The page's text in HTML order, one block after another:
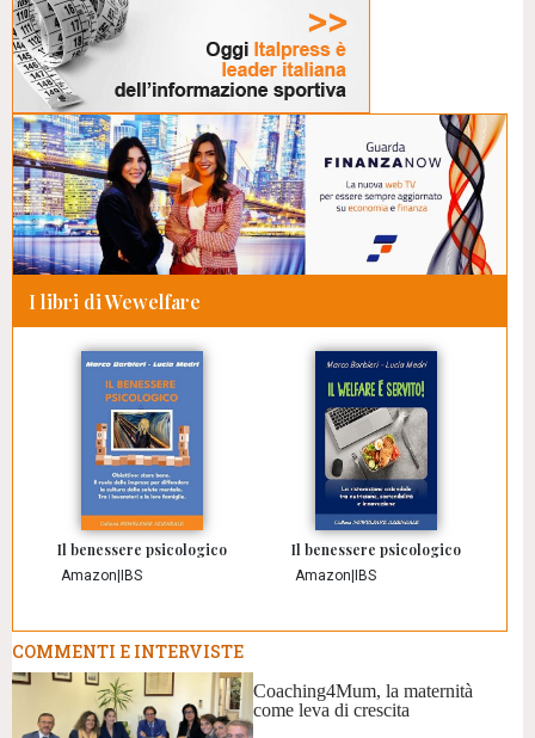
I libri di Wewelfare
Il benessere psicologico
Amazon IBS
Il benessere psicologico
Amazon IBS
COMMENTI E INTERVISTE
Coaching4Mum, la maternità
come leva di crescita